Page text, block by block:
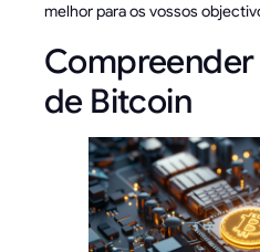
melhor para os vossos
de Bitcoin